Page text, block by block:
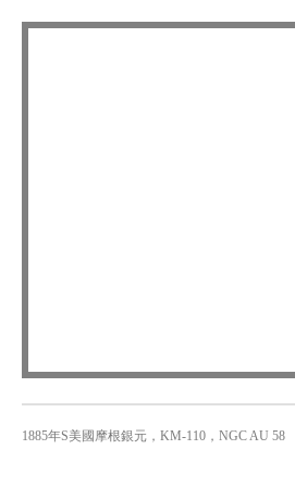
1885年S美國摩根銀元，KM-110，NGC AU 58